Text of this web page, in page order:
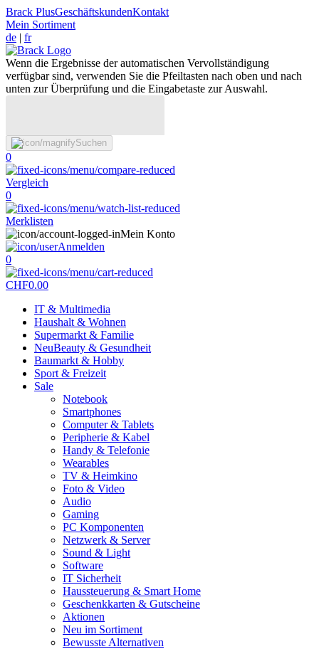
Brack PlusGeschäftskundenKontakt
Mein Sortiment
de | fr
Wenn die Ergebnisse der automatischen Vervollständigung
verfügbar sind, verwenden Sie die Pfeiltasten nach oben und nach
unten zur Überprüfung und die Eingabetaste zur Auswahl.
Suchen
0
Vergleich
0
Merklisten
Mein Konto
Anmelden
0
CHF0.00
IT & Multimedia
Haushalt & Wohnen
Supermarkt & Familie
NeuBeauty & Gesundheit
Baumarkt & Hobby
Sport & Freizeit
Sale
Notebook
Smartphones
Computer & Tablets
Peripherie & Kabel
Handy & Telefonie
Wearables
TV & Heimkino
Foto & Video
Audio
Gaming
PC Komponenten
Netzwerk & Server
Sound & Light
Software
IT Sicherheit
Haussteuerung & Smart Home
Geschenkkarten & Gutscheine
Aktionen
Neu im Sortiment
Bewusste Alternativen